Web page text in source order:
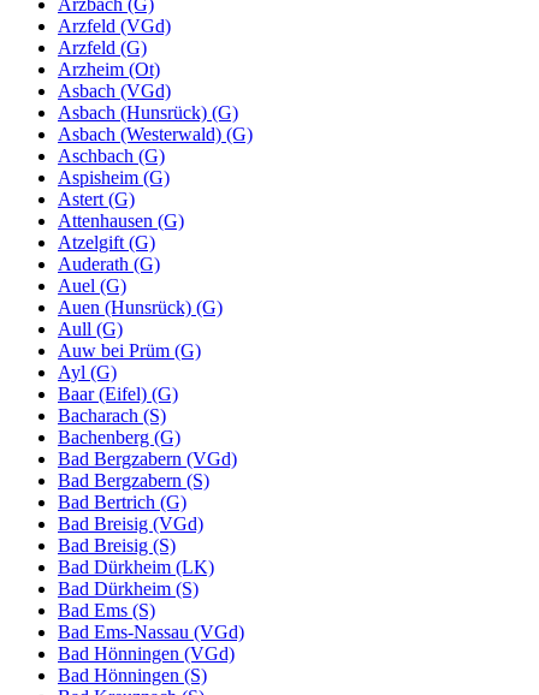
Arzfeld (VGd)
Arzfeld (G)
Arzheim (Ot)
Asbach (VGd)
Asbach (Hunsrück) (G)
Asbach (Westerwald) (G)
Aschbach (G)
Aspisheim (G)
Astert (G)
Attenhausen (G)
Atzelgift (G)
Auderath (G)
Auel (G)
Auen (Hunsrück) (G)
Aull (G)
Auw bei Prüm (G)
Ayl (G)
Baar (Eifel) (G)
Bacharach (S)
Bachenberg (G)
Bad Bergzabern (VGd)
Bad Bergzabern (S)
Bad Bertrich (G)
Bad Breisig (VGd)
Bad Breisig (S)
Bad Dürkheim (LK)
Bad Dürkheim (S)
Bad Ems (S)
Bad Ems-Nassau (VGd)
Bad Hönningen (VGd)
Bad Hönningen (S)